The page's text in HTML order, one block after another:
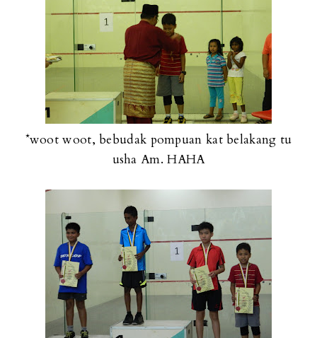
*woot woot, bebudak pompuan kat belakang tu
usha Am. HAHA